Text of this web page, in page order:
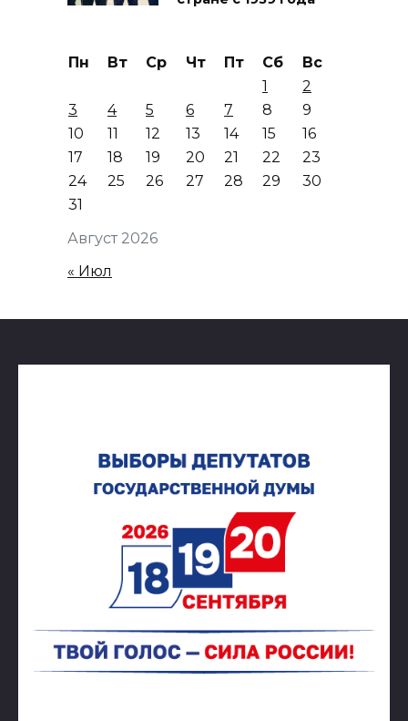
Август 2026
Пн Вт Ср Чт Пт Сб
Вс
1
2
3
4 5 6 7 8
9
10
11 12 13 14 15
16
17
18 19 20 21 22
23
24
25 26 27 28 29
30
31
« Июл